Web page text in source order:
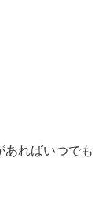
ればいつでも